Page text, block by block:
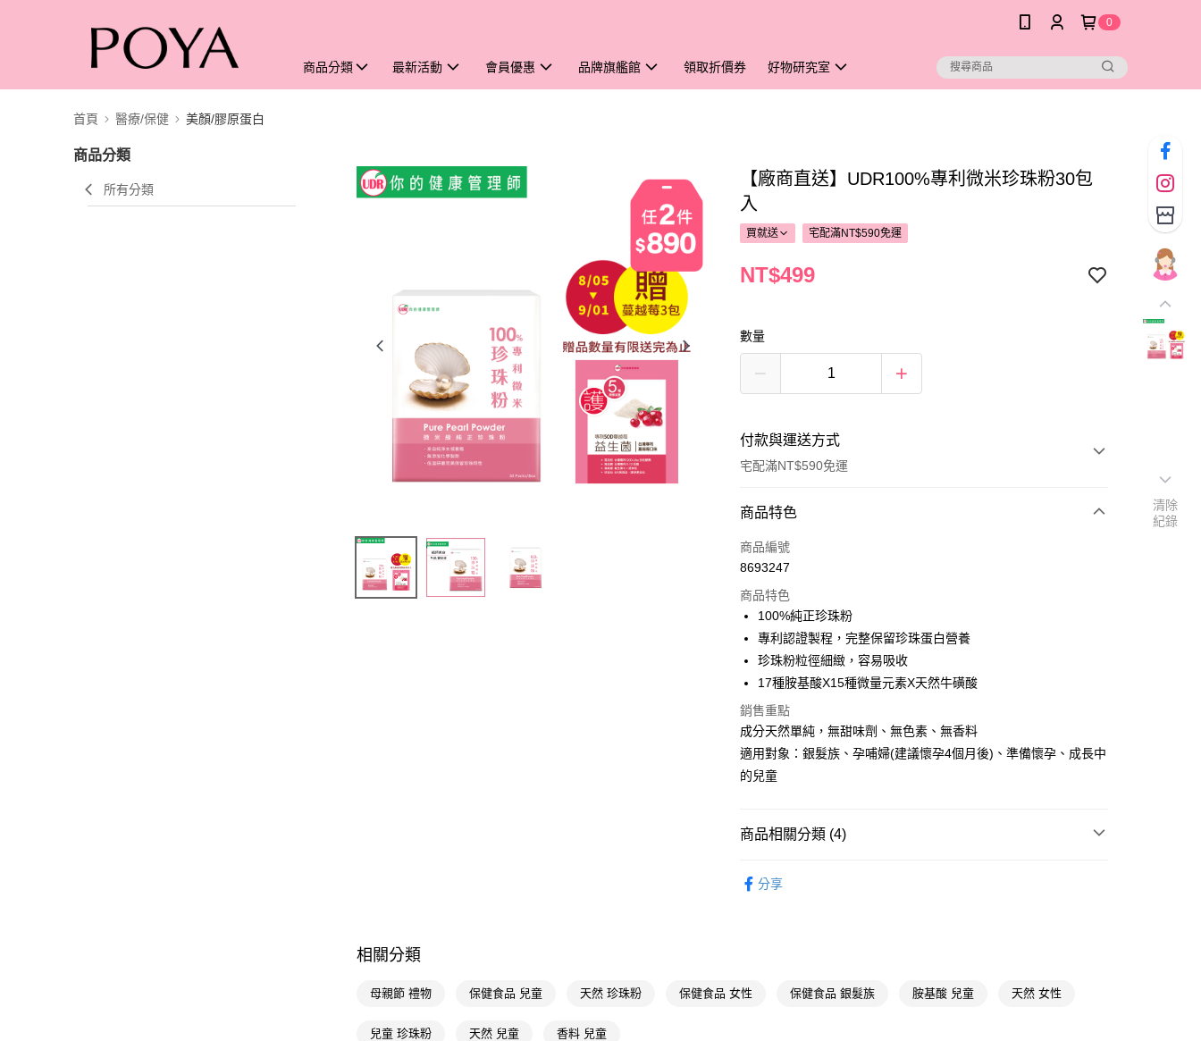
0
商品分類 最新活動 會員優惠 品牌旗艦館 領取折價券 好物研究室
首頁 醫療/保健 美顏/膠原蛋白
商品分類
所有分類
【廠商直送】UDR100%專利微米珍珠粉30包
入
買就送 宅配滿NT$590免運
NT$499
數量
付款與運送方式
宅配滿NT$590免運
付款方式
POYA支付
LINE Pay
Apple Pay
街口支付
悠遊付
AFTEE先享後付
AFTEE先享後付是「在收到商品之後才付款」的支付方式。 讓您購物簡單
２．便利：只要手機號碼，簡訊認證，即可結帳。
３．安心：先確認商品／服務後，再付款。
３．收到繳費通知簡訊後14天內，點擊此簡訊中的連結，可透過四大超商
宅配(廠商直送🚚)
商品特色
商品編號
8693247
商品特色
100%純正珍珠粉
專利認證製程，完整保留珍珠蛋白營養
珍珠粉粒徑細緻，容易吸收
17種胺基酸X15種微量元素X天然牛磺酸
銷售重點
成分天然單純，無甜味劑、無色素、無香料
適用對象：銀髮族、孕哺婦(建議懷孕4個月後)、準備懷孕、成長中
的兒童
商品相關分類 (4)
分享
相關分類
母親節 禮物 保健食品 兒童 天然 珍珠粉 保健食品 女性 保健食品 銀髮族 胺基酸 兒童 天然 女性
兒童 珍珠粉 天然 兒童 香料 兒童
清除
紀錄